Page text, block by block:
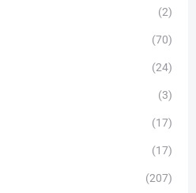
(2)
(70)
(24)
(3)
(17)
(17)
(207)